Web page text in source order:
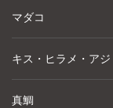
マダコ
キス・ヒラメ・アジ
真鯛